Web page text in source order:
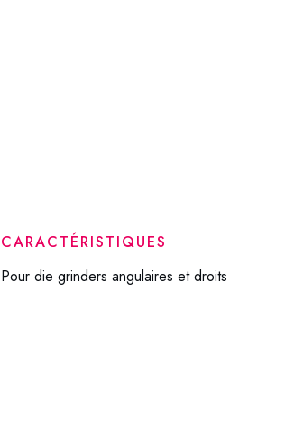
CARACTÉRISTIQUES
Pour die grinders angulaires et droits